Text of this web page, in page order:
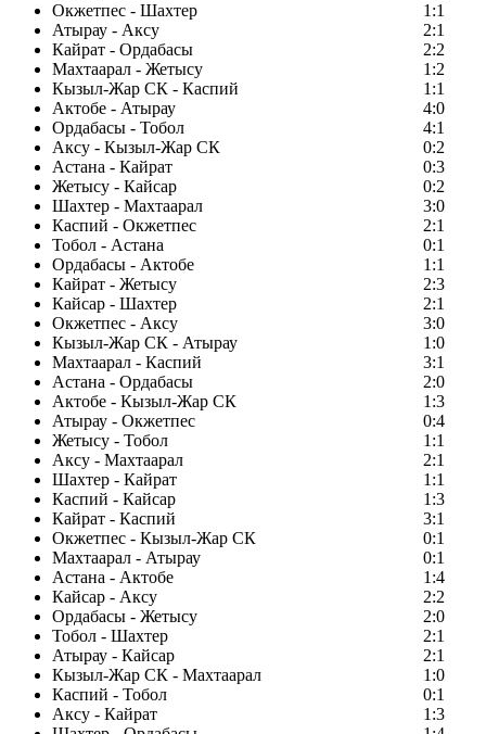
Окжетпес - Шахтер
1:1
Атырау - Аксу
2:1
Кайрат - Ордабасы
2:2
Махтаарал - Жетысу
1:2
Кызыл-Жар СК - Каспий
1:1
Актобе - Атырау
4:0
Ордабасы - Тобол
4:1
Аксу - Кызыл-Жар СК
0:2
Астана - Кайрат
0:3
Жетысу - Кайсар
0:2
Шахтер - Махтаарал
3:0
Каспий - Окжетпес
2:1
Тобол - Астана
0:1
Ордабасы - Актобе
1:1
Кайрат - Жетысу
2:3
Кайсар - Шахтер
2:1
Окжетпес - Аксу
3:0
Кызыл-Жар СК - Атырау
1:0
Махтаарал - Каспий
3:1
Астана - Ордабасы
2:0
Актобе - Кызыл-Жар СК
1:3
Атырау - Окжетпес
0:4
Жетысу - Тобол
1:1
Аксу - Махтаарал
2:1
Шахтер - Кайрат
1:1
Каспий - Кайсар
1:3
Кайрат - Каспий
3:1
Окжетпес - Кызыл-Жар СК
0:1
Махтаарал - Атырау
0:1
Астана - Актобе
1:4
Кайсар - Аксу
2:2
Ордабасы - Жетысу
2:0
Тобол - Шахтер
2:1
Атырау - Кайсар
2:1
Кызыл-Жар СК - Махтаарал
1:0
Каспий - Тобол
0:1
Аксу - Кайрат
1:3